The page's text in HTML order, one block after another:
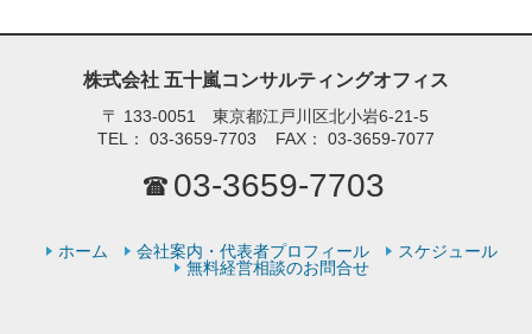
株式会社 五十嵐コンサルティングオフィス
〒 133-0051 東京都江戸川区北小岩6-21-5
TEL：
03-3659-7703 FAX： 03-3659-7077
03-3659-7703
ホーム 会社案内・代表者プロフィール
スケジュール
無料経営相談のお問合せ